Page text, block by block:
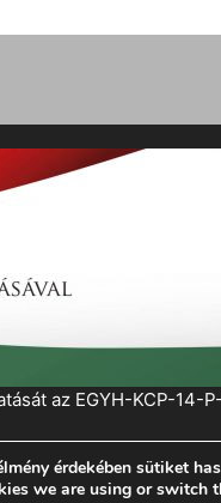
az EGYH-KCP-
érdekében sütiket
we are using or switch